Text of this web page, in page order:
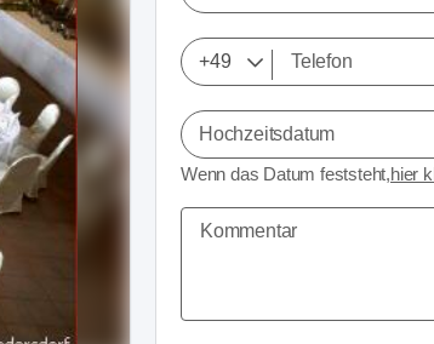
Hochzeitsdatum
Wenn das Datum feststeht,hier